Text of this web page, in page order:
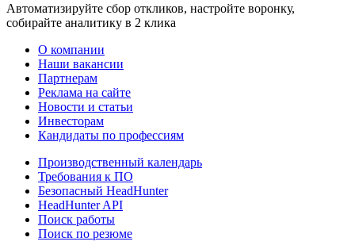
Автоматизируйте сбор откликов, настройте воронку,
собирайте аналитику в 2 клика
О компании
Наши вакансии
Партнерам
Реклама на сайте
Новости и статьи
Инвесторам
Кандидаты по профессиям
Производственный календарь
Требования к ПО
Безопасный HeadHunter
HeadHunter API
Поиск работы
Поиск по резюме